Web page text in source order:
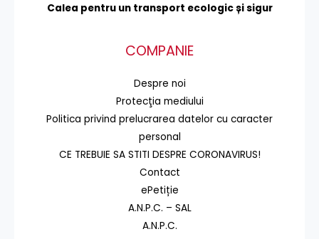
Calea pentru un transport ecologic și sigur
COMPANIE
Despre noi
Protecţia mediului
Politica privind prelucrarea datelor cu caracter
personal
CE TREBUIE SA STITI DESPRE CORONAVIRUS!
Contact
ePetiție
A.N.P.C. – SAL
A.N.P.C.